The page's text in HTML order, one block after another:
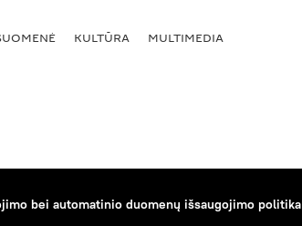
KULTŪRA MULTIMEDIA
bei automatinio duomenų išsaugojimo politika